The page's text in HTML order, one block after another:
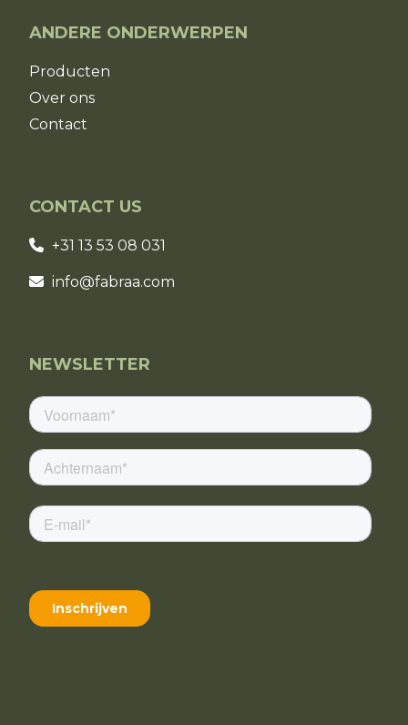
ANDERE ONDERWERPEN
Producten
Over ons
Contact
CONTACT US
+31 13 53 08 031
info@fabraa.com
NEWSLETTER